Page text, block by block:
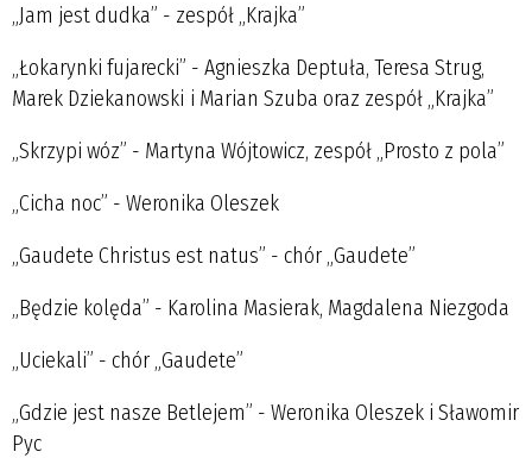
„Jam jest dudka” - zespół „Krajka”
„Łokarynki fujarecki” - Agnieszka Deptuła, Teresa Strug,
Marek Dziekanowski i Marian Szuba oraz zespół „Krajka”
„Skrzypi wóz” - Martyna Wójtowicz, zespół „Prosto z pola”
„Cicha noc” - Weronika Oleszek
„Gaudete Christus est natus” - chór „Gaudete”
„Będzie kolęda” - Karolina Masierak, Magdalena Niezgoda
„Uciekali” - chór „Gaudete”
„Gdzie jest nasze Betlejem” - Weronika Oleszek i Sławomir
Pyc